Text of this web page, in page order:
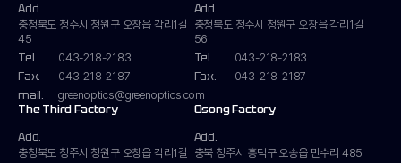
Add.
충청북도 청주시 청원구 오창읍 각리1길
45
Tel. 043-218-2183
Fax. 043-218-2187
mail. greenoptics@greenoptics.com
Add.
충청북도 청주시 청원구 오창읍 각리1길
56
Tel. 043-218-2183
Fax. 043-218-2187
The Third Factory
Add.
충청북도 청주시 청원구 오창읍 각리1길
Osong Factory
Add.
충북 청주시 흥덕구 오송읍 만수리 485